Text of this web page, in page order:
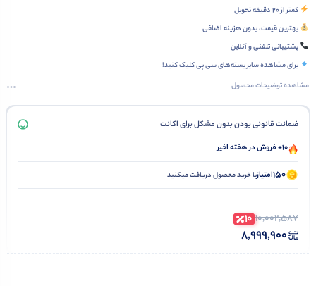
کمتر از ۲۰ دقیقه تحویل
بهترین قیمت، بدون هزینه اضافی
پشتیبانی تلفنی و آنلاین
برای مشاهده سایربسته‌های سی پیکلیک کنید!
مشاهده توضیحات محصول
ضمانت قانونی بودن بدون مشکل برای اکانت
10+ فروش در هفته اخیر
150امتیازبا خرید محصول دریافت میکنید
10,002,587
10
8,999,900